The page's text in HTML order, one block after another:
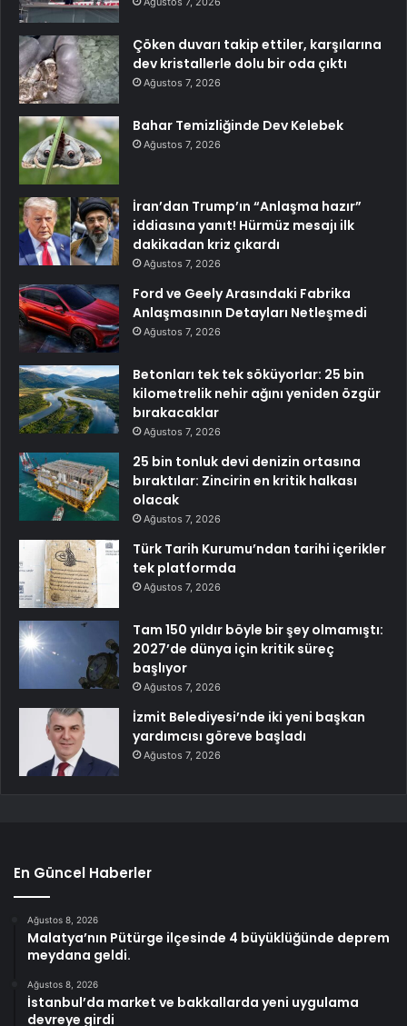
Çöken duvarı takip ettiler, karşılarına
dev kristallerle dolu bir oda çıktı
Ağustos 7, 2026
Bahar Temizliğinde Dev Kelebek
Ağustos 7, 2026
İran’dan Trump’ın “Anlaşma hazır”
iddiasına yanıt! Hürmüz mesajı ilk
dakikadan kriz çıkardı
Ağustos 7, 2026
Ford ve Geely Arasındaki Fabrika
Anlaşmasının Detayları Netleşmedi
Ağustos 7, 2026
Betonları tek tek söküyorlar: 25 bin
kilometrelik nehir ağını yeniden özgür
bırakacaklar
Ağustos 7, 2026
25 bin tonluk devi denizin ortasına
bıraktılar: Zincirin en kritik halkası
olacak
Ağustos 7, 2026
Türk Tarih Kurumu’ndan tarihi içerikler
tek platformda
Ağustos 7, 2026
Tam 150 yıldır böyle bir şey olmamıştı:
2027’de dünya için kritik süreç
başlıyor
Ağustos 7, 2026
İzmit Belediyesi’nde iki yeni başkan
yardımcısı göreve başladı
Ağustos 7, 2026
En Güncel Haberler
Ağustos 8, 2026
Malatya’nın Pütürge ilçesinde 4 büyüklüğünde deprem
meydana geldi.
Ağustos 8, 2026
İstanbul’da market ve bakkallarda yeni uygulama
devreye girdi